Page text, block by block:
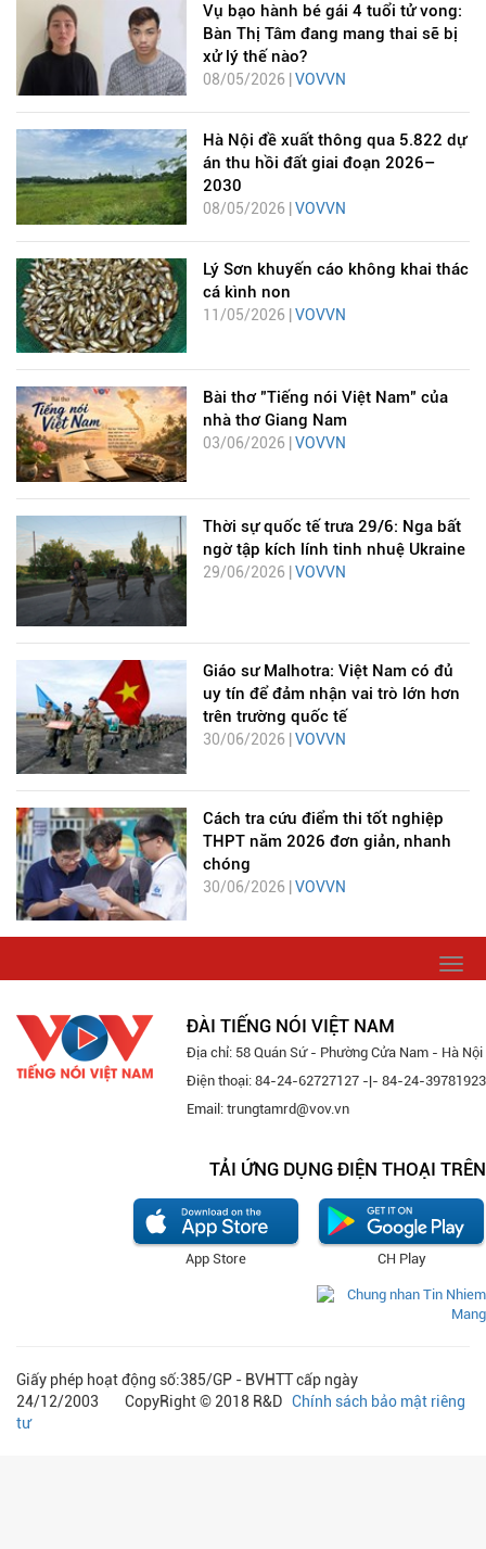
Vụ bạo hành bé gái 4 tuổi tử vong:
Bàn Thị Tâm đang mang thai sẽ bị
xử lý thế nào?
08/05/2026 | VOVVN
Hà Nội đề xuất thông qua 5.822 dự
án thu hồi đất giai đoạn 2026–
2030
08/05/2026 | VOVVN
Lý Sơn khuyến cáo không khai thác
cá kình non
11/05/2026 |VOVVN
Bài thơ "Tiếng nói Việt Nam" của
nhà thơ Giang Nam
03/06/2026 | VOVVN
Thời sự quốc tế trưa 29/6: Nga bất
ngờ tập kích lính tinh nhuệ Ukraine
29/06/2026 | VOVVN
Giáo sư Malhotra: Việt Nam có đủ
uy tín để đảm nhận vai trò lớn hơn
trên trường quốc tế
30/06/2026 | VOVVN
Cách tra cứu điểm thi tốt nghiệp
THPT năm 2026 đơn giản, nhanh
chóng
30/06/2026 | VOVVN
ĐÀI TIẾNG NÓI VIỆT NAM
Địa chỉ: 58 Quán Sứ - Phường Cửa Nam - Hà Nội
Điện thoại: 84-24-62727127 -|- 84-24-39781923
Email: trungtamrd@vov.vn
TẢI ỨNG DỤNG ĐIỆN THOẠI TRÊN
CH Play
App Store
Giấy phép hoạt động số:385/GP - BVHTT cấp ngày
24/12/2003 CopyRight © 2018 R&D Chính sách bảo mật riêng
tư